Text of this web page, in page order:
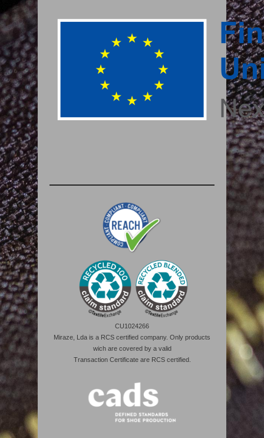
CU1024266
Miraze, Lda is a RCS certified company. Only products
wich are covered by a valid
Transaction Certificate are RCS certified.